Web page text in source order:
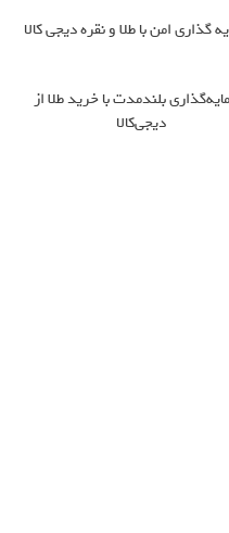
گذاری امن با طلا و نقره دیجی کالا
بلندمدت با خرید طلا از
دیجی‌کالا